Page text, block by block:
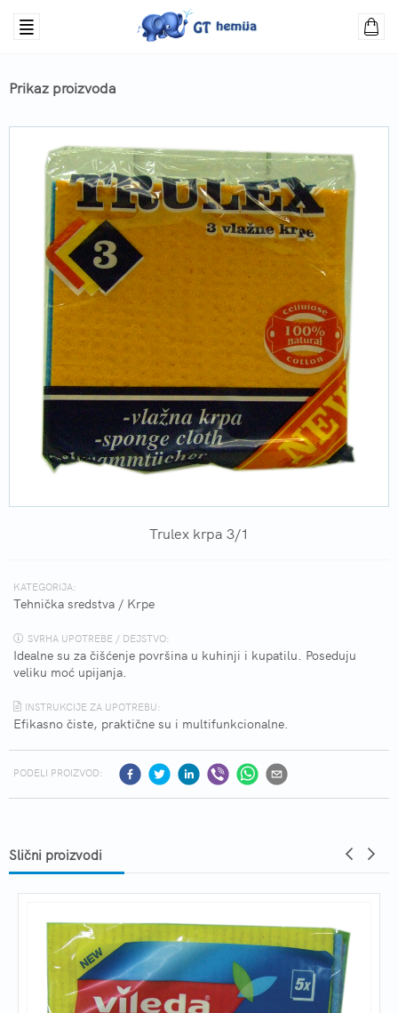
Prikaz proizvoda
Trulex krpa 3/1
KATEGORIJA:
Tehnička sredstva / Krpe
SVRHA UPOTREBE / DEJSTVO:
Idealne su za čišćenje površina u kuhinji i kupatilu. Poseduju
veliku moć upijanja.
INSTRUKCIJE ZA UPOTREBU:
Efikasno čiste, praktične su i multifunkcionalne.
PODELI PROIZVOD:
Slični proizvodi